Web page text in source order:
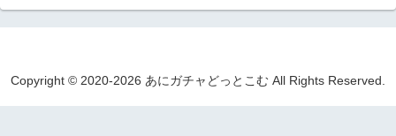
Copyright © 2020-2026 あにガチャどっとこむ All Rights Reserved.